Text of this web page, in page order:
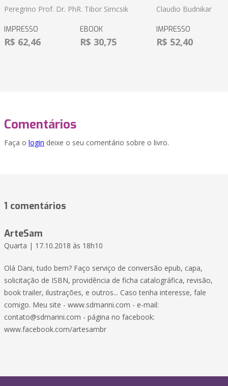
Peregrino Prof. Dr. PhR. Tibor Simcsik
IMPRESSO
R$ 62,46
EBOOK
R$ 30,75
Claudio Budnikar
IMPRESSO
R$ 52,40
Comentários
Faça o login deixe o seu comentário sobre o livro.
1 comentários
ArteSam
Quarta | 17.10.2018 às 18h10
Olá Dani, tudo bem? Faço serviço de conversão epub, capa,
solicitação de ISBN, providência de ficha catalográfica, revisão,
book trailer, ilustrações, e outros... Caso tenha interesse, fale
comigo. Meu site - www.sdmarini.com - e-mail:
contato@sdmarini.com - página no facebook:
www.facebook.com/artesambr